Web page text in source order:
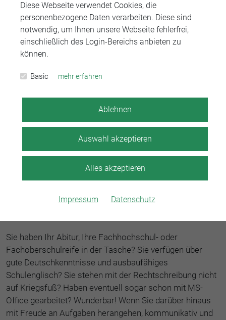
Diese Webseite verwendet Cookies, die
personenbezogene Daten verarbeiten. Diese sind
notwendig, um Ihnen unsere Webseite fehlerfrei,
einschließlich des Login-Bereichs anbieten zu
können.
Basic mehr erfahren
Ablehnen
Auswahl akzeptieren
Alles akzeptieren
Impressum Datenschutz
Sie unterstützen in enger Abstimmung mit unseren
qualifizierten Ausbildern w/m/d Ihr Team bei der
täglichen Bearbeitung der laufenden Akten und der
Betreuung der Mandanten
Sie übernehmen die Abwicklung von vielfältiger
Korrespondenz (Verträge, Schriftsätze o.ä.)
und Fristenüberwachung
Sie planen und organisieren Termine und Reisen,
inkl. Reisekostenabrechnung
Sie haben Ihr Abitur, Ihre Fachhochschul- oder
Fachoberschulreife in der Tasche? Sie verfügen über
gute Deutschkenntnisse und ausbaufähiges
Schulenglisch? Sie stehen mit der Rechtschreibung nicht
auf Kriegsfuß? Haben eventuell sogar schon mit MS-
Office gearbeitet? Wunderbar! Wenn Sie darüber hinaus
mit Freude an Aufgaben herangehen, kommunikativ und